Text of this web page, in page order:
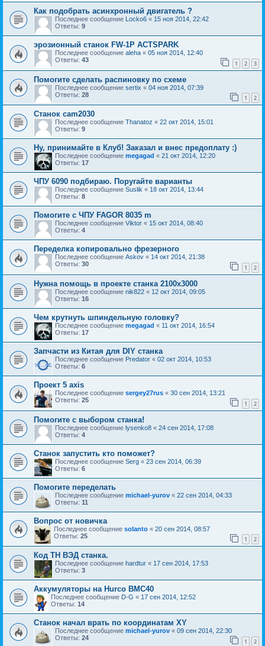
Как подобрать асинхронный двигатель ?
Последнее сообщение Locko6 « 15 ноя 2014, 22:42
Ответы: 9
эрозионный станок FW-1P ACTSPARK
Последнее сообщение aleha « 05 ноя 2014, 12:40
Ответы: 43 1 2 3
Помогите сделать распиновку по схеме
Последнее сообщение sertix « 04 ноя 2014, 07:39
Ответы: 28 1 2
Станок cam2030
Последнее сообщение Thanatoz « 22 окт 2014, 15:01
Ответы: 9
Ну, принимайте в Клуб! Заказал и внес предоплату :)
Последнее сообщение megagad « 21 окт 2014, 12:20
Ответы: 17
ЧПУ 6090 подбираю. Поругайте варианты
Последнее сообщение Suslik « 18 окт 2014, 13:44
Ответы: 8
Помогите с ЧПУ FAGOR 8035 m
Последнее сообщение Viktor « 15 окт 2014, 08:40
Ответы: 4
Переделка копировально фрезерного
Последнее сообщение Askov « 14 окт 2014, 21:38
Ответы: 30 1 2
Нужна помощь в проекте станка 2100х3000
Последнее сообщение nik822 « 12 окт 2014, 09:05
Ответы: 16
Чем крутнуть шпиндельную головку?
Последнее сообщение megagad « 11 окт 2014, 16:54
Ответы: 17
Запчасти из Китая для DIY станка
Последнее сообщение Predator « 02 окт 2014, 10:53
Ответы: 6
Проект 5 axis
Последнее сообщение sergey27rus « 30 сен 2014, 13:21
Ответы: 25 1 2
Помогите с выбором станка!
Последнее сообщение lysenko8 « 24 сен 2014, 17:08
Ответы: 4
Станок запустить кто поможет?
Последнее сообщение Serg « 23 сен 2014, 06:39
Ответы: 6
Помогите переделать
Последнее сообщение michael-yurov « 22 сен 2014, 04:33
Ответы: 11
Вопрос от новичка
Последнее сообщение solanto « 20 сен 2014, 08:57
Ответы: 25 1 2
Код ТН ВЭД станка.
Последнее сообщение hardtur « 17 сен 2014, 17:53
Ответы: 3
Аккумуляторы на Hurco BMC40
Последнее сообщение D-G « 17 сен 2014, 12:52
Ответы: 14
Станок начал врать по координатам XY
Последнее сообщение michael-yurov « 09 сен 2014, 22:30
Ответы: 24 1 2